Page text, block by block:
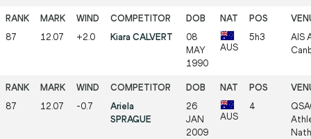
87 12.07 +2.0 Kiara CALVERT
08
MAY
1990
AUS
5h3
AIS
87 12.07 -0.7
Ariela
SPRAGUE
26
JAN
2009
AUS
4